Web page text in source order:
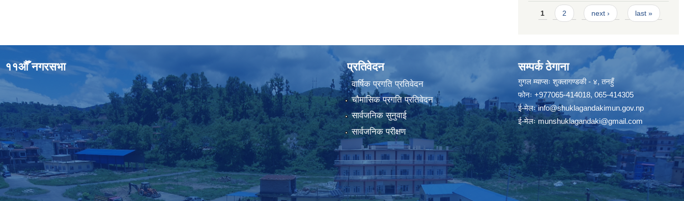
Pages
1 2 next › last »
११औँ नगरसभा प्रतिवेदन
वार्षिक प्रगति प्रतिवेदन
चौमासिक प्रगति प्रतिवेदन
सार्वजनिक सुनुवाई
सार्वजनिक परीक्षण
सम्पर्क ठेगाना
गुगल म्याप्सःशुक्लागण्डकी - ४, तनहुँ
फोनः +977065-414018, 065-414305
ई-मेलःinfo@shuklagandakimun.gov.np
ई-मेलःmunshuklagandaki@gmail.com